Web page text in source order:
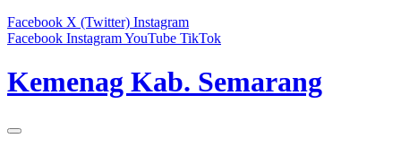
Facebook X (Twitter) Instagram
Facebook InstagramYouTube TikTok
Kemenag Kab. Semarang